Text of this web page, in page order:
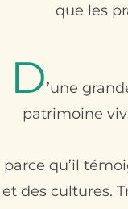
que les
D​​​​​’une
patrimoine
parce qu’il
et des cultures.